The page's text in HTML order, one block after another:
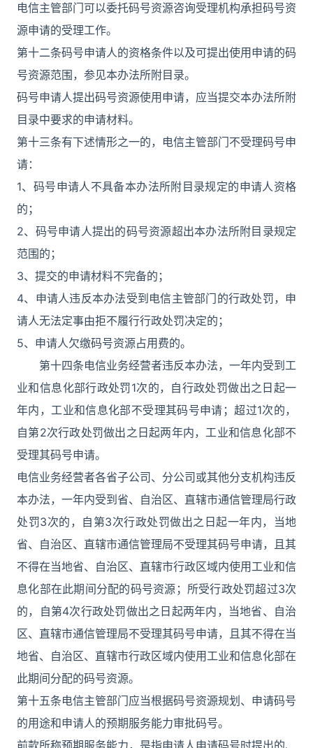
电信主管部门可以委托码号资源咨询受理机构承担码号资
源申请的受理工作。
第十二条码号申请人的资格条件以及可提出使用申请的码
号资源范围，参见本办法所附目录。
码号申请人提出码号资源使用申请，应当提交本办法所附
目录中要求的申请材料。
第十三条有下述情形之一的，电信主管部门不受理码号申
请：
1、码号申请人不具备本办法所附目录规定的申请人资格
的；
2、码号申请人提出的码号资源超出本办法所附目录规定
范围的；
3、提交的申请材料不完备的；
4、申请人违反本办法受到电信主管部门的行政处罚，申
请人无法定事由拒不履行行政处罚决定的；
5、申请人欠缴码号资源占用费的。
第十四条电信业务经营者违反本办法，一年内受到工
业和信息化部行政处罚1次的，自行政处罚做出之日起一
年内，工业和信息化部不受理其码号申请；超过1次的，
自第2次行政处罚做出之日起两年内，工业和信息化部不
受理其码号申请。
电信业务经营者各省子公司、分公司或其他分支机构违反
本办法，一年内受到省、自治区、直辖市通信管理局行政
处罚3次的，自第3次行政处罚做出之日起一年内，当地
省、自治区、直辖市通信管理局不受理其码号申请，且其
不得在当地省、自治区、直辖市行政区域内使用工业和信
息化部在此期间分配的码号资源；所受行政处罚超过3次
的，自第4次行政处罚做出之日起两年内，当地省、自治
区、直辖市通信管理局不受理其码号申请，且其不得在当
地省、自治区、直辖市行政区域内使用工业和信息化部在
此期间分配的码号资源。
第十五条电信主管部门应当根据码号资源规划、申请码号
的用途和申请人的预期服务能力审批码号。
前款所称预期服务能力，是指申请人申请码号时提出的、